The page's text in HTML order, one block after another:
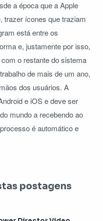
a época que a Apple
trazer ícones que traziam
está entre os
e, justamente por isso,
o restante do sistema
de mais de um ano,
dos usuários. A
e iOS e deve ser
mundo a recebendo ao
é automático e
postagens